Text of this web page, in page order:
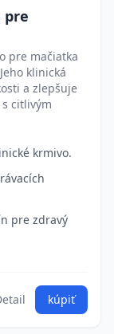
pre
pre mačiatka
klinická
a zlepšuje
citlivým
krmivo.
pre zdravý
kúpiť